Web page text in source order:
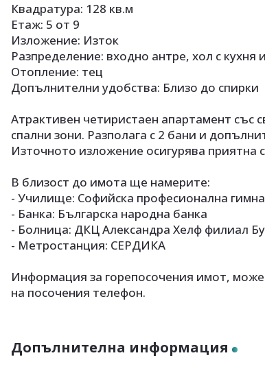
Квадратура: 128 кв.м
Етаж: 5 от 9
Изложение: Изток
Разпределение: входно антре, хол с
Отопление: тец
Допълнителни удобства: Близо до спирки
Атрактивен четиристаен апартамент
спални зони. Разполага с 2 бани и
Източното изложение осигурява приятна
В близост до имота ще намерите:
- Училище: Софийска професионална
- Банка: Българска народна банка
- Болница: ДКЦ Александра Хелф филиал
- Метростанция: СЕРДИКА
Информация за горепосочения имот, може
на посочения телефон.
Допълнителна информация